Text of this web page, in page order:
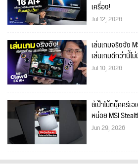
เครื่อง!
Jul 12, 2026
เล่นเกมจริงจัง
เล่นเกมดีกว่านี้ไ
Jul 10, 2026
ชี้เป้าโน้ตบุ๊คครีเ
หน่อย MSI
Jun 29, 2026